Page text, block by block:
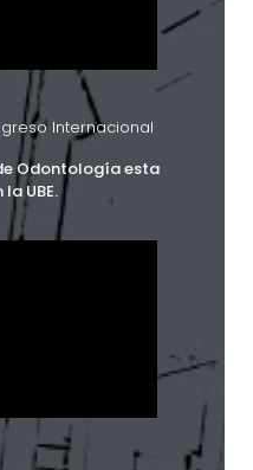
Internacional
Odontología esta
UBE.